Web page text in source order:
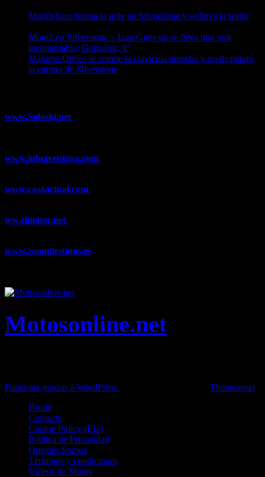
Martín hace buena la pole en Silverstone y se lleva la sprint
Moto2 en Silverstone – Izan Guevara se lleva una pole
incontestable; González, 4º
Máximo Quiles se rompe la clavícula derecha y no disputará
la carrera de Silverstone
www.Soloski.net
www.infoaventura.com
www.casaactual.com
ww.elmotor.net
www.zoomdestinos.es
Motosonline.net
Funciona gracias a WordPress
Themeansar.
Home
Contacto
Cookie Policy (EU)
Política de Privacidad
Quienes Somos
Términos y condiciones
Vídeos de Motos